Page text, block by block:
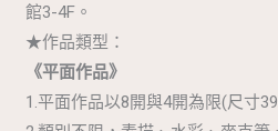
館3-4F。
★作品類型：
《平面作品》
1.平面作品以8開與4開為限(尺寸